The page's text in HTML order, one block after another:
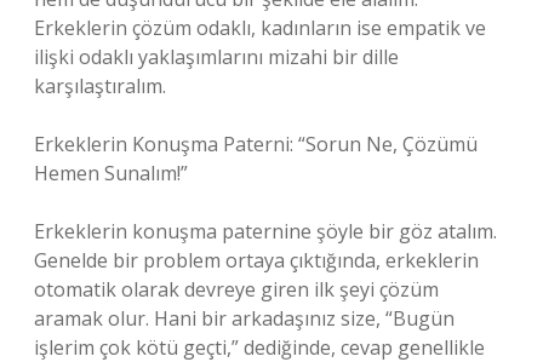
Erkeklerin çözüm odaklı, kadınların ise empatik ve
ilişki odaklı yaklaşımlarını mizahi bir dille
karşılaştıralım.
Erkeklerin Konuşma Paterni: “Sorun Ne, Çözümü
Hemen Sunalım!”
Erkeklerin konuşma paternine şöyle bir göz atalım.
Genelde bir problem ortaya çıktığında, erkeklerin
otomatik olarak devreye giren ilk şeyi çözüm
aramak olur. Hani bir arkadaşınız size, “Bugün
işlerim çok kötü geçti,” dediğinde, cevap genellikle